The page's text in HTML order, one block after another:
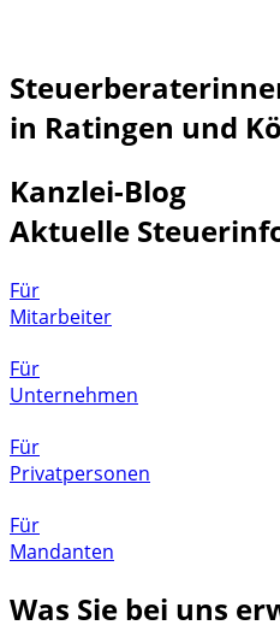
in Ratingen und
Kanzlei-Blog
Aktuelle
Für
Mitarbeiter
Für
Unternehmen
Für
Privatpersonen
Für
Mandanten
Was Sie bei uns